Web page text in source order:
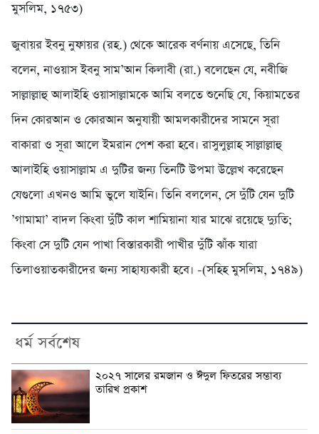
মুসলিম, ১৭৫৩)
জুবায়র ইবনু নুফায়র (রহ.) থেকে আরেক বর্ণনায় এসেছে, তিনি
বলেন, নাওয়াস ইবনু সাম’আন কিলাবী (রা.) বলেছেন যে, নবীজি
সাল্লাল্লাহু আলাইহি ওয়াসাল্লামকে আমি বলতে শুনেছি যে, কিয়ামতের
দিন কোরআন ও কোরআন অনুযায়ী আমলকারীদের সামনে সূরা
বাকারা ও সূরা আলে ইমরান পেশ করা হবে। রাসুলুল্লাহ সাল্লাল্লাহু
আলাইহি ওয়াসাল্লাম এ দুটির জন্য তিনটি উপমা উল্লেখ করেছেন
যেগুলো এখনও আমি ভুলে যাইনি। তিনি বললেন, সে দুঁটি যেন দুটি
’গামামা’ বাদল কিংবা দুঁটি কাল শামিয়ানা যার মাঝে রয়েছে দ্যুতি;
কিংবা সে দুটি যেন পাখা বিস্তারকারী পাখীর দুঁটি ঝাঁক যারা
তিলাওয়াতকারীদের জন্য সাহায্যকারী হবে। -(সহিহ মুসলিম, ১৭৪৯)
ধর্ম সর্বশেষ
২০২৭ সালের রমজান ও ঈদুল ফিতরের সম্ভাব্য
তারিখ প্রকাশ